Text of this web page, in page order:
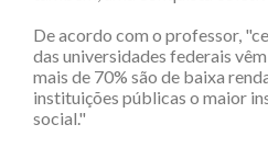
De acordo com o professor,
das universidades federais
mais de 70% são de baixa
instituições públicas o maior
social."